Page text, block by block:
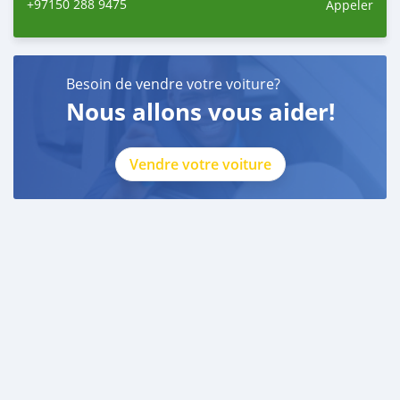
+97150 288 9475 Appeler
Besoin de vendre votre voiture?
Nous allons vous aider!
Vendre votre voiture